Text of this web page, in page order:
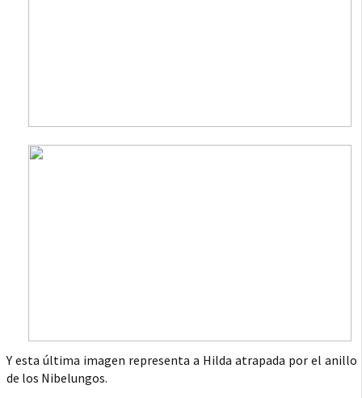
Y esta última imagen representa a Hilda atrapada por el anillo
de los Nibelungos.